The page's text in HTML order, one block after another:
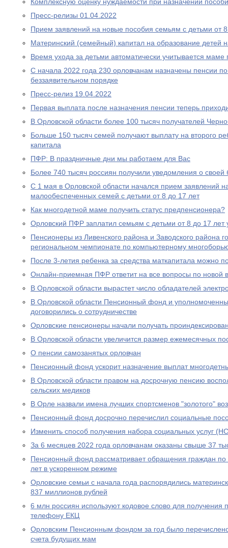
Пресс-релизы 01.04.2022
Прием заявлений на новые пособия семьям с детьми от
Материнский (семейный) капитал на образование детей
Время ухода за детьми автоматически учитывается
С начала 2022 года 230 орловчанам назначены пенсии
беззаявительном порядке
Пресс-релиз 19.04.2022
Первая выплата после назначения пенсии теперь
В Орловской области более 100 тысяч получателей
Больше 150 тысяч семей получают выплату на второго
капитала
ПФР: В праздничные дни мы работаем для Вас
Более 740 тысяч россиян получили уведомления о
С 1 мая в Орловской области начался прием заявлений
малообеспеченных семей с детьми от 8 до 17 лет
Как многодетной маме получить статус предпенсионера?
Орловский ПФР заплатил семьям с детьми от 8 до 17
Пенсионеры из Ливенского района и Заводского района
региональном чемпионате по компьютерному
После 3-летия ребенка за средства маткапитала можно
Онлайн-приемная ПФР ответит на все вопросы по новой
В Орловской области вырастет число обладателей
В Орловской области Пенсионный фонд и
договорились о сотрудничестве
Орловские пенсионеры начали получать
В Орловской области увеличится размер ежемесячных
О пенсии самозанятых орловчан
Пенсионный фонд ускорит назначение выплат
В Орловской области правом на досрочную пенсию
сельских медиков
В Орле назвали имена лучших спортсменов "золотого"
Пенсионный фонд досрочно перечислил социальные
Изменить способ получения набора социальных услуг
За 6 месяцев 2022 года орловчанам оказаны свыше 37
Пенсионный фонд рассматривает обращения граждан по
лет в ускоренном режиме
Орловские семьи с начала года распорядились
837 миллионов рублей
6 млн россиян используют кодовое слово для получения
телефону ЕКЦ
Орловским Пенсионным фондом за год было
счета будущих мам